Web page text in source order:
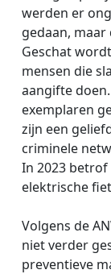
werden er
gedaan,
Geschat
mensen die
aangifte
exemplaren
zijn een
criminele
In 2023 betrof
elektrische
Volgens de
niet verder
preventieve